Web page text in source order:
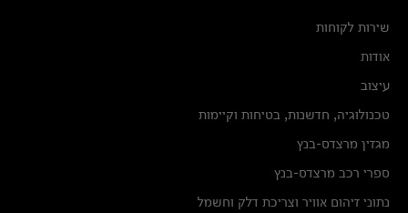
שירות לקוחות
אודות
עיצוב
טכנולוגיה, חדשנות, בטיחות וקיימות
מגזין מרצדס-בנץ
ספרי רכב מרצדס-בנץ
נתוני זיהום אוויר וצריכת דלק וחשמל